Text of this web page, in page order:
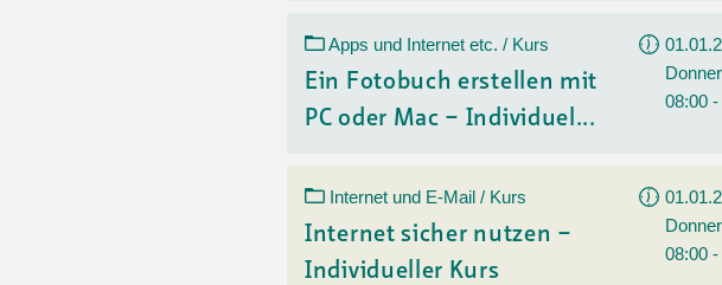
Apps und Internet etc. / Kurs
Ein Fotobuch erstellen mit
PC oder Mac – Individuel...
08:00
Internet und E-Mail / Kurs
Internet sicher nutzen –
Individueller Kurs
08:00